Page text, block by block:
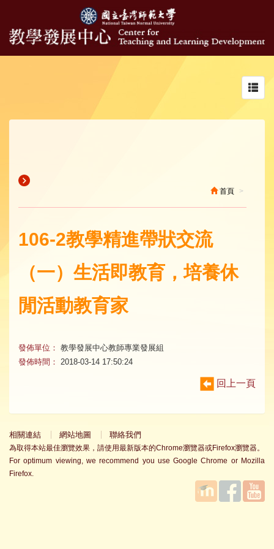
首頁
106-2教學精進帶狀交流
（一）生活即教育，培養休
閒活動教育家
發佈單位： 教學發展中心教師專業發展組
發佈時間：
2018-03-14 17:50:24
回上一頁
相關連結 網站地圖 聯絡我們
為取得本站最佳瀏覽效果，請使用最新版本的Chrome瀏覽器或Firefox瀏覽器。
For optimum viewing, we recommend you use Google Chrome or Mozilla
Firefox.